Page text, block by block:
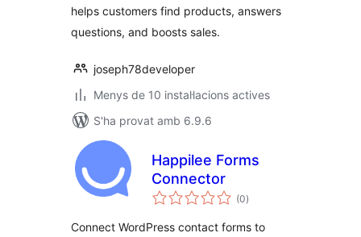
helps customers find products, answers
questions, and boosts sales.
joseph78developer
Menys de 10 instal·lacions actives
S'ha provat amb 6.9.6
Happilee Forms
Connector
(0puntuacions
totals
)
Connect WordPress contact forms to